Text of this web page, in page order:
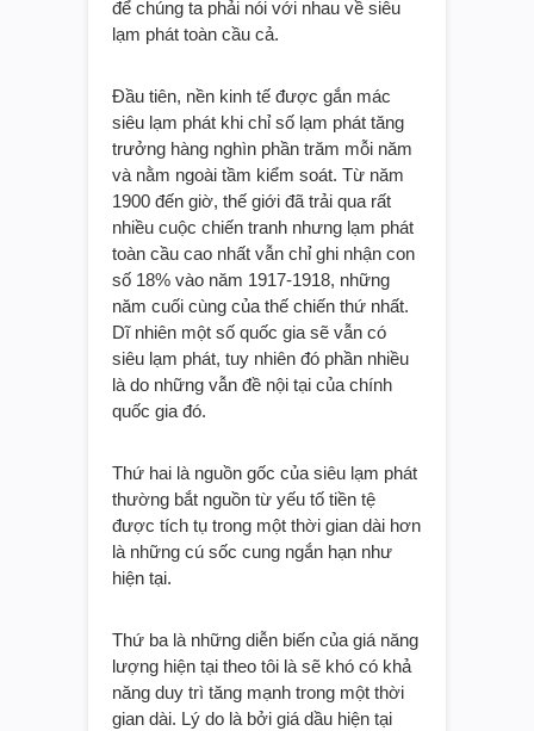
để chúng ta phải nói với nhau về siêu
lạm phát toàn cầu cả.
Đầu tiên, nền kinh tế được gắn mác
siêu lạm phát khi chỉ số lạm phát tăng
trưởng hàng nghìn phần trăm mỗi năm
và nằm ngoài tầm kiểm soát. Từ năm
1900 đến giờ, thế giới đã trải qua rất
nhiều cuộc chiến tranh nhưng lạm phát
toàn cầu cao nhất vẫn chỉ ghi nhận con
số 18% vào năm 1917-1918, những
năm cuối cùng của thế chiến thứ nhất.
Dĩ nhiên một số quốc gia sẽ vẫn có
siêu lạm phát, tuy nhiên đó phần nhiều
là do những vẫn đề nội tại của chính
quốc gia đó.
Thứ hai là nguồn gốc của siêu lạm phát
thường bắt nguồn từ yếu tố tiền tệ
được tích tụ trong một thời gian dài hơn
là những cú sốc cung ngắn hạn như
hiện tại.
Thứ ba là những diễn biến của giá năng
lượng hiện tại theo tôi là sẽ khó có khả
năng duy trì tăng mạnh trong một thời
gian dài. Lý do là bởi giá dầu hiện tại